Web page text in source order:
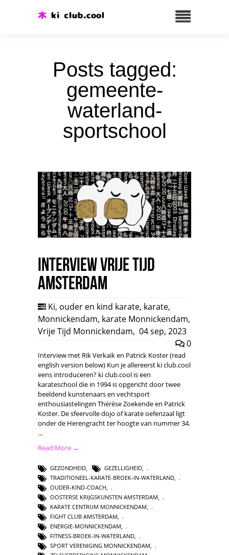
Posts tagged:
gemeente-
waterland-
sportschool
Interview Vrije Tijd
Amsterdam
Ki, ouder en kind karate, karate,
Monnickendam, karate Monnickendam,
Vrije Tijd Monnickendam, 04 sep, 2023
0
Interview met Rik Verkaik en Patrick Koster (read
english version below) Kun je allereerst ki club.cool
eens introduceren? ki club.cool is een
karateschool die in 1994 is opgericht door twee
beeldend kunstenaars en vechtsport
enthousiastelingen Thérèse Zoekende en Patrick
Koster. De sfeervolle dojo of karate oefenzaal ligt
onder de Herengracht ter hoogte van nummer 34.
…
Read More →
GEZONDHEID GEZELLIGHEID
TRADITIONEEL-KARATE-BROEK-IN-WATERLAND
OUDER-KIND-COACH
OOSTERSE KRIJGSKUNSTEN AMSTERDAM
KARATE CENTRUM MONNICKENDAM
FIGHT CLUB AMSTERDAM
ENERGIE-MONNICKENDAM
FITNESS-BROEK-IN-WATERLAND,
SPORT VERENIGING MONNICKENDAM,